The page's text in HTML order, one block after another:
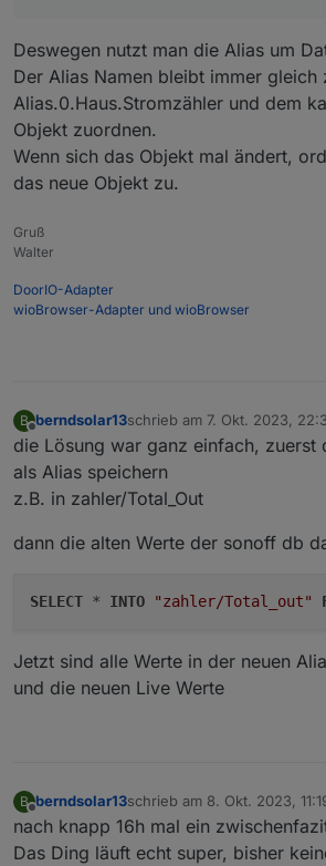
Deswegen nutzt man die Alias um
Der Alias Namen bleibt immer gleich
Alias.0.Haus.Stromzähler und dem
Objekt zuordnen.
Wenn sich das Objekt mal ändert,
das neue Objekt zu.
Gruß
Walter
DoorIO-Adapter
wioBrowser-Adapter und wioBrowser
B
Offline
berndsolar13schrieb am 7. Okt. 2023,
zuletzt editiert von
die Lösung war ganz einfach, zuerst
als Alias speichern
z.B. in zahler/Total_Out
dann die alten Werte der sonoff db
SELECT * INTO "zahler/Total_out"
Jetzt sind alle Werte in der neuen
und die neuen Live Werte
B
Offline
berndsolar13schrieb am 8. Okt. 2023,
zuletzt editiert von
nach knapp 16h mal ein
Das Ding läuft echt super, bisher